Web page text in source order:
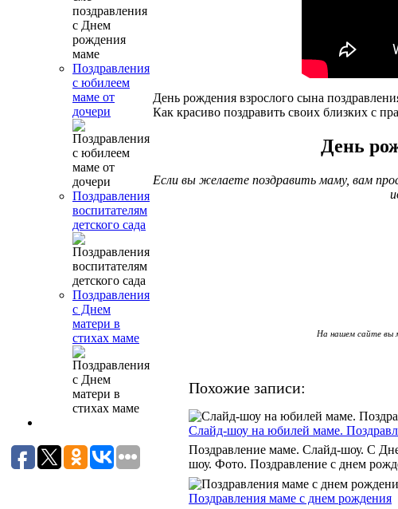
Поздравления
с юбилеем
маме от
дочери
Поздравления
воспитателям
детского сада
Поздравления
с Днем
матери в
стихах маме
День рождения взрослого сына
Как красиво поздравить своих близких с
День
Если вы желаете поздравить маму, вам
На нашем сайте вы
Похожие записи:
Слайд-шоу на юбилей маме.
Поздравление маме. Слайд-шоу. С
шоу. Фото. Поздравление с днем
Поздравления маме с днем рождения